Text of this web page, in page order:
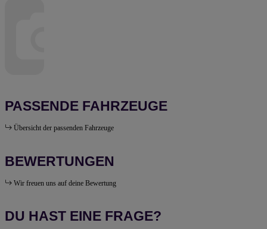
PASSENDE FAHRZEUGE
Übersicht der passenden Fahrzeuge
BEWERTUNGEN
Wir freuen uns auf deine Bewertung
DU HAST EINE FRAGE?